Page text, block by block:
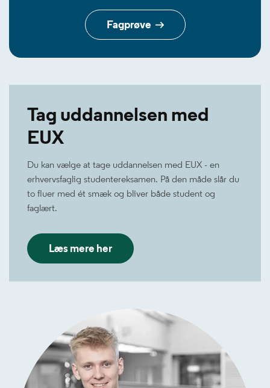
Fagprøve
Tag uddannelsen med
EUX
Du kan vælge at tage uddannelsen med EUX - en
erhvervsfaglig studentereksamen. På den måde slår du
to fluer med ét smæk og bliver både student og
faglært.
Læs mere her